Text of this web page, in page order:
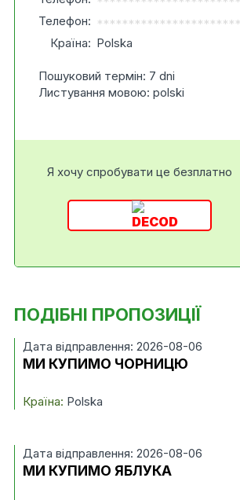
Телефон: ***********************
Країна: Polska
Пошуковий термін: 7 dni
Листування мовою: polski
Я хочу спробувати це безплатно
ПОДІБНІ ПРОПОЗИЦІЇ
Дата відправлення: 2026-08-06
МИ КУПИМО ЧОРНИЦЮ
Країна: Polska
Дата відправлення: 2026-08-06
МИ КУПИМО ЯБЛУКА